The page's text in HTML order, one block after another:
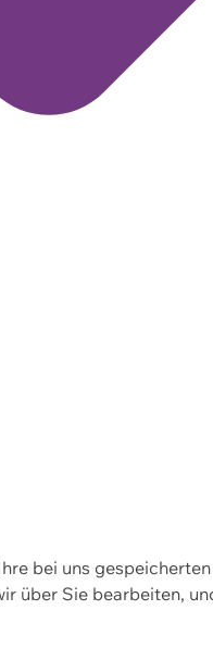
bei uns
über Sie bearbeiten,